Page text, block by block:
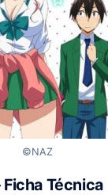
©NAZ
Ficha Técnica